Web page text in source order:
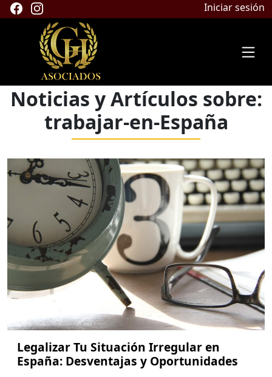
Iniciar sesión
Noticias y Artículos sobre:
trabajar-en-España
Legalizar Tu Situación Irregular en
España: Desventajas y Oportunidades